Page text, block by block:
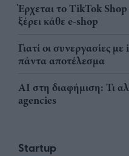
Έρχεται το TikTok
ξέρει κάθε e-shop
Γιατί οι συνεργασίες
πάντα αποτέλεσμα
AI στη διαφήμιση: Τι
agencies
Startup